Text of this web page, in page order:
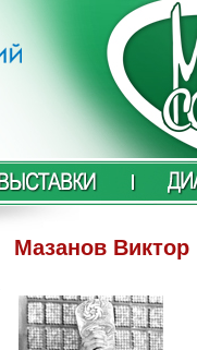
Мазанов Виктор